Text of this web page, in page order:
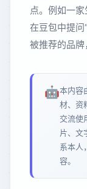
点。例如一家
在豆包中提问
被推荐的品牌
🤖本内容
材、资
交流使
片、文
系本人
容。